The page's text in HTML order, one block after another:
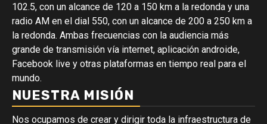
102.5, con un alcance de 120 a 150 km a la redonda y una
radio AM en el dial 550, con un alcance de 200 a 250 km a
la redonda. Ambas frecuencias con la audiencia más
grande de transmisión vía internet, aplicación androide,
Facebook live y otras plataformas en tiempo real para el
mundo.
NUESTRA MISIÓN
Nos ocupamos de crear y dirigir toda la infraestructura de